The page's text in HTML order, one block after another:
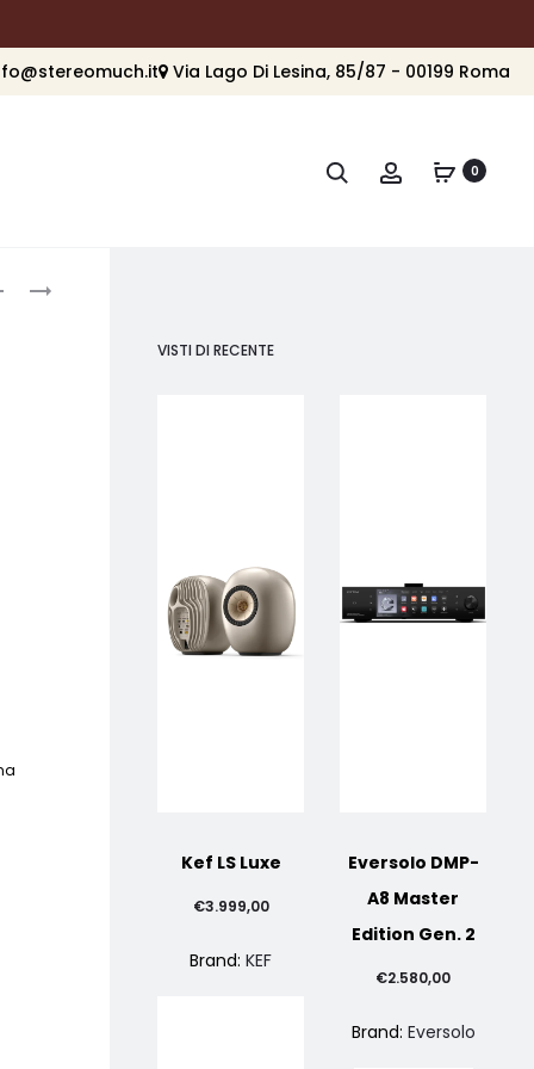
Via Lago Di Lesina, 85/87 - 00199 Roma
Cerca Account0
ARCAM
ARCAM
VISTI DI RECENTE
Kef LS Luxe
€3.999,00
Brand:KEF
Eversolo DMP-
A8 Master
Edition Gen. 2
€2.580,00
Brand: Eversolo